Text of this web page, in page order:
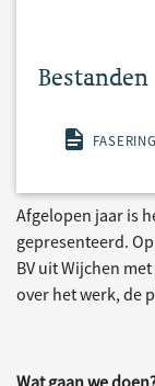
Bestanden
Afgelopen jaar is
gepresenteerd.
BV uit Wijchen
over het werk, de
Wat gaan we